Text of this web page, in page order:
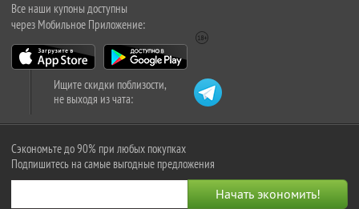
Все наши купоны доступны
через Мобильное Приложение:
Ищите скидки поблизости,
не выходя из чата:
Сэкономьте до 90% при любых покупках
Подпишитесь на самые выгодные предложения